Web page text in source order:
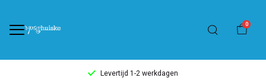
0
Levertijd 1-2 werkdagen